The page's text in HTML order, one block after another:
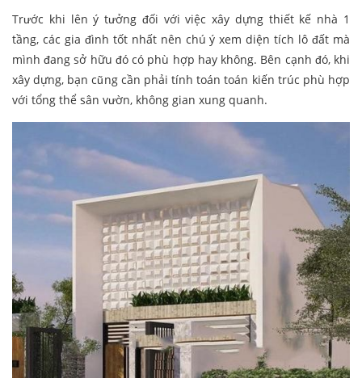
Trước khi lên ý tưởng đối với việc xây dựng thiết kế nhà 1
tầng, các gia đình tốt nhất nên chú ý xem diện tích lô đất mà
mình đang sở hữu đó có phù hợp hay không. Bên cạnh đó, khi
xây dựng, bạn cũng cần phải tính toán toán kiến trúc phù hợp
với tổng thể sân vườn, không gian xung quanh.